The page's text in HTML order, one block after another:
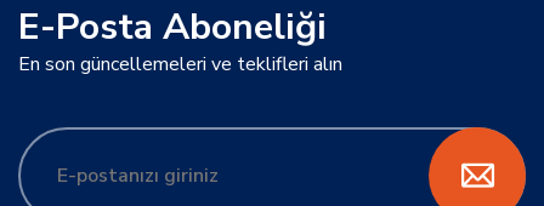
E-Posta Aboneliği
En son güncellemeleri ve teklifleri alın